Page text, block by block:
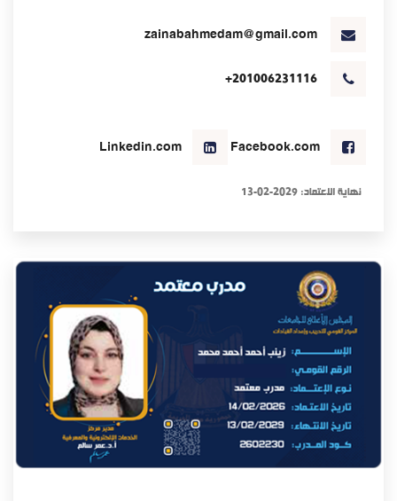
zainabahmedam@gmail.com
+201006231116
Facebook.com
Linkedin.com
نهاية الاعتماد: 2029-02-13